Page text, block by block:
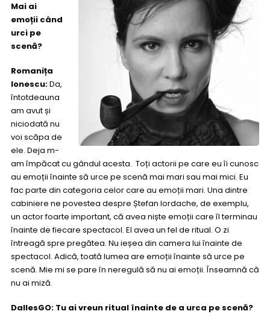
Mai ai
emoții când
urci pe
scenă?
Romanița
Ionescu:Da,
întotdeauna
am avut și
niciodată nu
voi scăpa de
ele. Deja m-
am împăcat cu gândul acesta. Toți actorii pe care eu îi cunosc
au emoții înainte să urce pe scenă mai mari sau mai mici. Eu
fac parte din categoria celor care au emoții mari. Una dintre
cabiniere ne povestea despre Ștefan Iordache, de exemplu,
un actor foarte important, că avea niște emoții care îl terminau
înainte de fiecare spectacol. El avea un fel de ritual. O zi
întreagă spre pregătea. Nu ieșea din camera lui înainte de
spectacol. Adică, toată lumea are emoții înainte să urce pe
scenă. Mie mi se pare în neregulă să nu ai emoții. Înseamnă că
nu ai miză.
DallesGO: Tu ai vreun ritual înainte de a urca pe scenă?